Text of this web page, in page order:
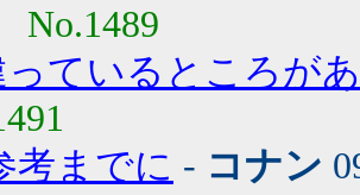
No.1489
っているところが
考までに - コナン